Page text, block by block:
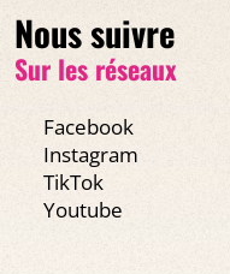
Nous suivre
Sur les réseaux
Facebook
Instagram
TikTok
Youtube